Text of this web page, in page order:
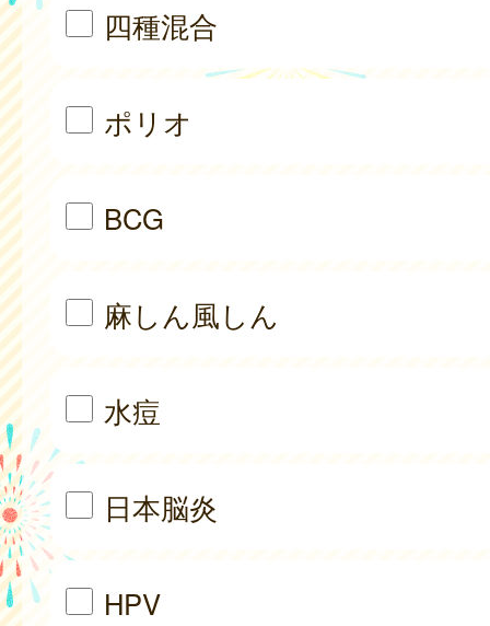
四種混合
ポリオ
BCG
麻しん風しん
水痘
日本脳炎
HPV